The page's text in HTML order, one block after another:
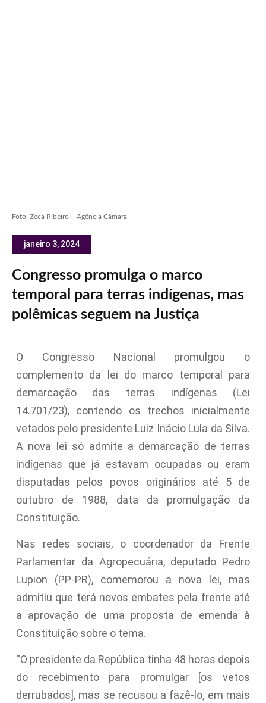
Foto: Zeca Ribeiro – Agência Câmara
janeiro 3, 2024
Congresso promulga o marco
temporal para terras indígenas, mas
polêmicas seguem na Justiça
O Congresso Nacional promulgou o
complemento da lei do marco temporal para
demarcação das terras indígenas (Lei
14.701/23), contendo os trechos inicialmente
vetados pelo presidente Luiz Inácio Lula da Silva.
A nova lei só admite a demarcação de terras
indígenas que já estavam ocupadas ou eram
disputadas pelos povos originários até 5 de
outubro de 1988, data da promulgação da
Constituição.
Nas redes sociais, o coordenador da Frente
Parlamentar da Agropecuária, deputado Pedro
Lupion (PP-PR), comemorou a nova lei, mas
admitiu que terá novos embates pela frente até
a aprovação de uma proposta de emenda à
Constituição sobre o tema.
“O presidente da República tinha 48 horas depois
do recebimento para promulgar [os vetos
derrubados], mas se recusou a fazê-lo, em mais